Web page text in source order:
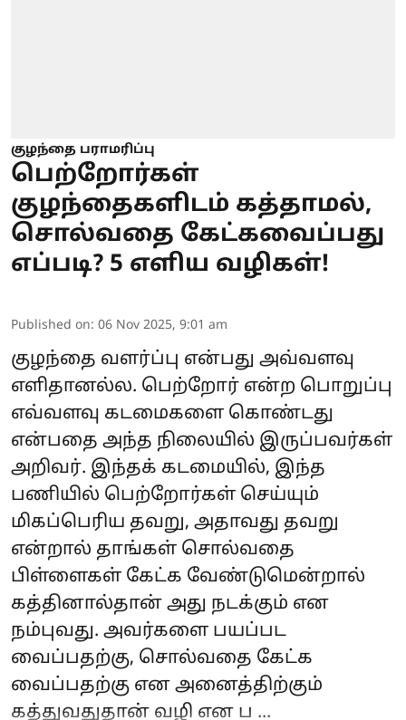
குழந்தை பராமரிப்பு
பெற்றோர்கள்
குழந்தைகளிடம் கத்தாமல்,
சொல்வதை கேட்கவைப்பது
எப்படி? 5 எளிய வழிகள்!
Published on: 06 Nov 2025, 9:01 am
குழந்தை வளர்ப்பு என்பது அவ்வளவு
எளிதானல்ல. பெற்றோர் என்ற பொறுப்பு
எவ்வளவு கடமைகளை கொண்டது
என்பதை அந்த நிலையில் இருப்பவர்கள்
அறிவர். இந்தக் கடமையில், இந்த
பணியில் பெற்றோர்கள் செய்யும்
மிகப்பெரிய தவறு, அதாவது தவறு
என்றால் தாங்கள் சொல்வதை
பிள்ளைகள் கேட்க வேண்டுமென்றால்
கத்தினால்தான் அது நடக்கும் என
நம்புவது. அவர்களை பயப்பட
வைப்பதற்கு, சொல்வதை கேட்க
வைப்பதற்கு என அனைத்திற்கும்
கத்துவதுதான் வழி என ப ...